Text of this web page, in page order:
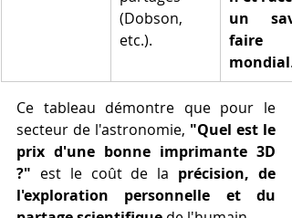
(Dobson,
etc.).
un
faire
mondial.
Ce tableau démontre que pour le
secteur de l'astronomie, "Quel est le
prix d'une bonne imprimante 3D
?" est le coût de la précision, de
l'exploration personnelle et du